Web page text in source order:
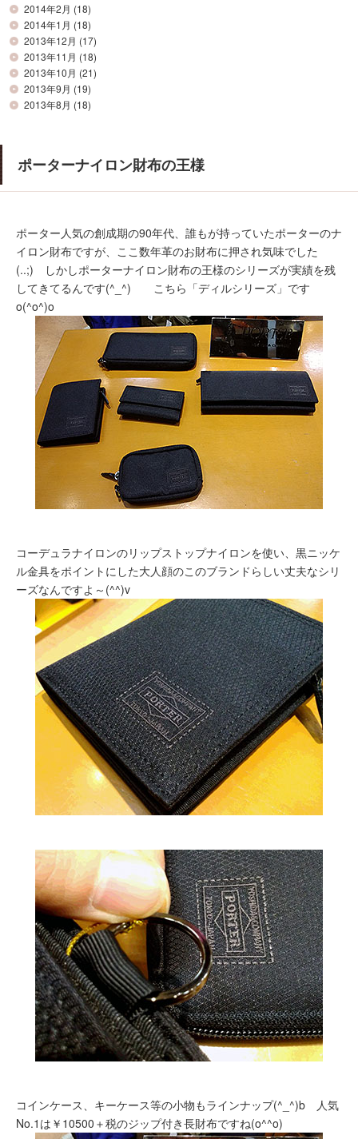
2014年2月 (18)
2014年1月 (18)
2013年12月 (17)
2013年11月 (18)
2013年10月 (21)
2013年9月 (19)
2013年8月 (18)
ポーターナイロン財布の王様
ポーター人気の創成期の90年代、誰もが持っていたポーターのナ
イロン財布ですが、ここ数年革のお財布に押され気味でした
(..;) しかしポーターナイロン財布の王様のシリーズが実績を残
してきてるんです(^_^)ゞ こちら「ディルシリーズ」です
o(^o^)o
コーデュラナイロンのリップストップナイロンを使い、黒ニッケ
ル金具をポイントにした大人顔のこのブランドらしい丈夫なシリ
ーズなんですよ～(^^)v
コインケース、キーケース等の小物もラインナップ(^_^)b 人気
No.1は￥10500＋税のジップ付き長財布ですね(o^^o)